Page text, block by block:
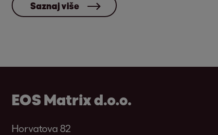
Saznaj više
EOS Matrix d.o.o.
Horvatova 82